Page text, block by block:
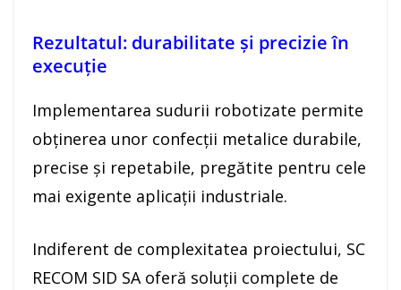
Rezultatul: durabilitate și precizie în
execuție
Implementarea sudurii robotizate permite
obținerea unor confecții metalice durabile,
precise și repetabile, pregătite pentru cele
mai exigente aplicații industriale.
Indiferent de complexitatea proiectului, SC
RECOM SID SA oferă soluții complete de